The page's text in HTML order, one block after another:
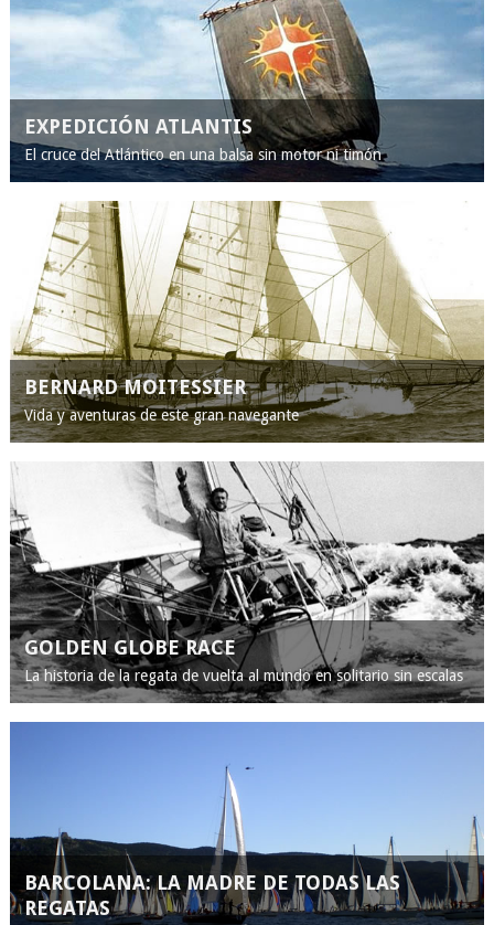
EXPEDICIÓN ATLANTIS
El cruce del Atlántico en una balsa sin motor ni timón
BERNARD MOITESSIER
Vida y aventuras de este gran navegante
GOLDEN GLOBE RACE
La historia de la regata de vuelta al mundo en solitario sin escalas
BARCOLANA: LA MADRE DE TODAS LAS
REGATAS